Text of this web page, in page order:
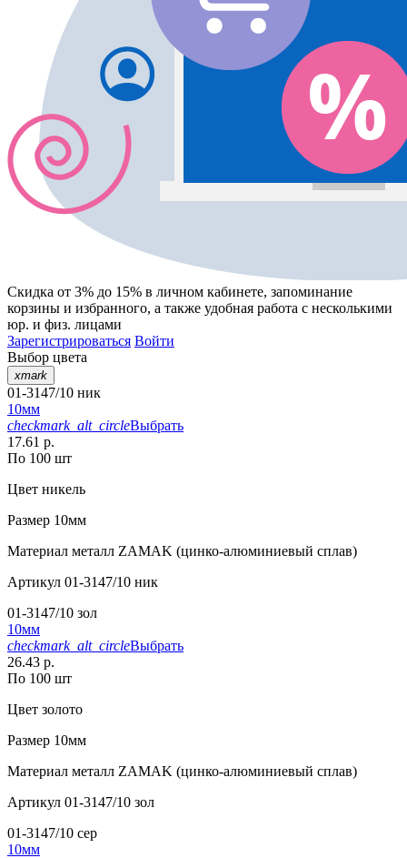
Скидка от 3% до 15% в личном кабинете, запоминание
корзины и избранного, а также удобная работа с несколькими
юр. и физ. лицами
Зарегистрироваться Войти
Выбор цвета
xmark
01-3147/10 ник
10мм
checkmark_alt_circleВыбрать
17.61 р.
По 100 шт
Цвет никель
Размер 10мм
Материал металл ZAMAK (цинко-алюминиевый сплав)
Артикул 01-3147/10 ник
01-3147/10 зол
10мм
checkmark_alt_circleВыбрать
26.43 р.
По 100 шт
Цвет золото
Размер 10мм
Материал металл ZAMAK (цинко-алюминиевый сплав)
Артикул 01-3147/10 зол
01-3147/10 сер
10мм